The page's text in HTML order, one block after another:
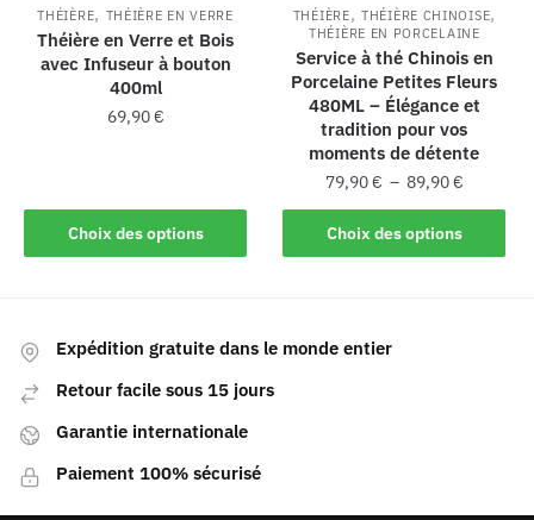
THÉIÈRE, THÉIÈRE EN VERRE
Théière en Verre et Bois
avec Infuseur à bouton
400ml
69,90€
Choix des options
THÉIÈRE,THÉIÈRE CHINOISE,
THÉIÈRE EN PORCELAINE
Service à thé Chinois en
Porcelaine Petites Fleurs
480ML – Élégance et
tradition pour vos
moments de détente
79,90€ – 89,90€
Choix des options
Expédition gratuite dans le monde entier
Retour facile sous 15 jours
Garantie internationale
Paiement 100% sécurisé